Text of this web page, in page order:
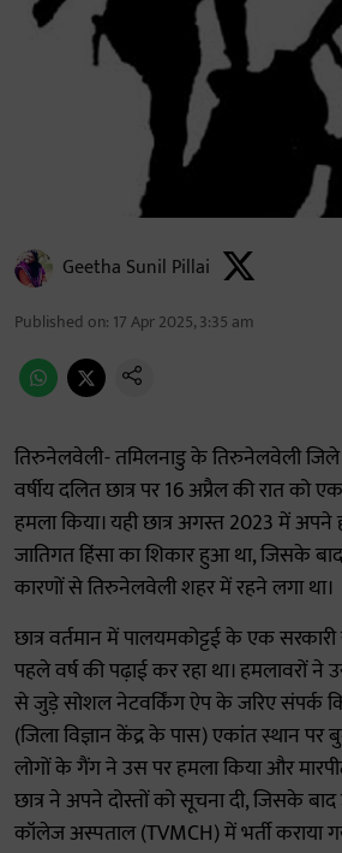
Geetha Sunil Pillai
Published on: 17 Apr 2025, 3:35 am
तिरुनेलवेली- तमिलनाडु के तिरुनेलवेली
वर्षीय दलित छात्र पर 16 अप्रैल की रात को
हमला किया। यही छात्र अगस्त 2023 में अपने
जातिगत हिंसा का शिकार हुआ था, जिसके बाद
कारणों से तिरुनेलवेली शहर में रहने लगा था।
छात्र वर्तमान में पालयमकोट्टई के एक
पहले वर्ष की पढ़ाई कर रहा था। हमलावरों
से जुड़े सोशल नेटवर्किंग ऐप के जरिए संपर्क
(जिला विज्ञान केंद्र के पास) एकांत स्थान पर
लोगों के गैंग ने उस पर हमला किया और
छात्र ने अपने दोस्तों को सूचना दी, जिसके
कॉलेज अस्पताल (TVMCH) में भर्ती कराया